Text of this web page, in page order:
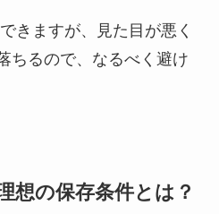
きますが、見た目が悪く
ちるので、なるべく避け
の保存条件とは？